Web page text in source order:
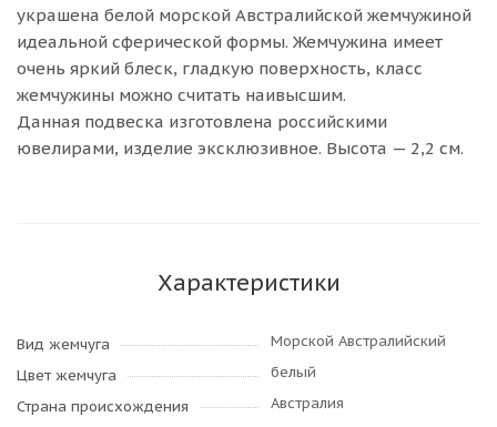
украшена белой морской Австралийской жемчужиной
идеальной сферической формы. Жемчужина имеет
очень яркий блеск, гладкую поверхность, класс
жемчужины можно считать наивысшим.
Данная подвеска изготовлена российскими
ювелирами, изделие эксклюзивное. Высота — 2,2 см.
Характеристики
Вид жемчуга
Морской Австралийский
Цвет жемчуга
белый
Страна происхождения
Австралия